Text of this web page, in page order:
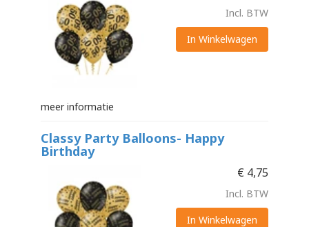
Incl. BTW
In Winkelwagen
meer informatie
Classy Party Balloons- Happy
Birthday
€ 4,75
Incl. BTW
In Winkelwagen